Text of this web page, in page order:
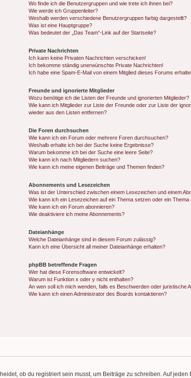
Wo finde ich die Benutzergruppen und wie trete ich ihnen bei?
Wie werde ich Gruppenleiter?
Weshalb werden verschiedene Benutzergruppen farbig dargestellt?
Was ist eine Hauptgruppe?
Was bedeutet der „Das Team“-Link auf der Startseite?
Private Nachrichten
Ich kann keine Privaten Nachrichten verschicken!
Ich bekomme ständig unerwünschte Private Nachrichten!
Ich habe eine Spam-E-Mail von einem Mitglied dieses Forums
Freunde und ignorierte Mitglieder
Wozu benötige ich die Listen der Freunde und ignorierten Mitglieder?
Wie kann ich Mitglieder zur Liste der Freunde oder zur Liste der
wieder aus den Listen entfernen?
Die Foren durchsuchen
Wie kann ich ein Forum oder mehrere Foren durchsuchen?
Weshalb erhalte ich bei der Suche keine Ergebnisse?
Warum bekomme ich bei der Suche eine leere Seite?
Wie kann ich nach Mitgliedern suchen?
Wie kann ich meine eigenen Beiträge und Themen finden?
Abonnements und Lesezeichen
Was ist der Unterschied zwischen einem Lesezeichen und einem
Wie kann ich ein Lesezeichen auf ein Thema setzen oder ein Thema
Wie kann ich ein Forum abonnieren?
Wie deaktiviere ich meine Abonnements?
Dateianhänge
Welche Dateianhänge sind in diesem Forum zulässig?
Kann ich eine Übersicht all meiner Dateianhänge erhalten?
phpBB betreffende Fragen
Wer hat diese Forensoftware entwickelt?
Warum ist Funktion x oder y nicht enthalten?
An wen soll ich mich wenden, falls es Beschwerden oder juristische
Wie kann ich einen Administrator des Boards kontaktieren?
ob du registriert sein musst, um Beiträge zu schreiben. Auf jeden